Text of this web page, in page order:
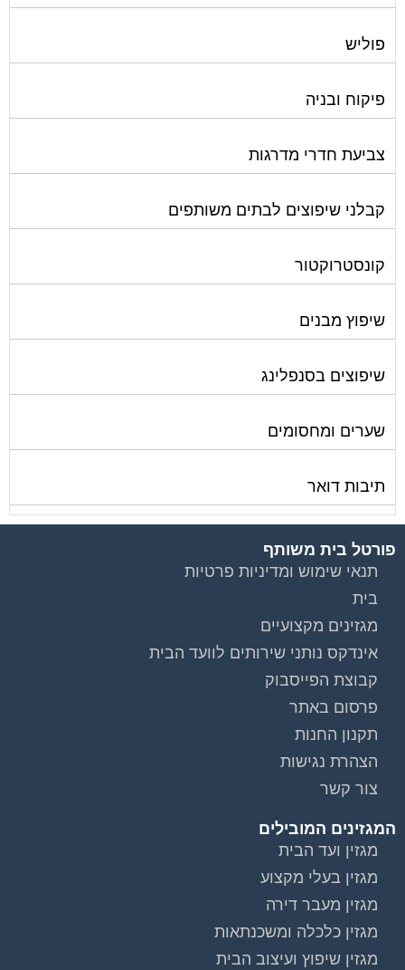
פוליש
פיקוח ובניה
צביעת חדרי מדרגות
קבלני שיפוצים לבתים משותפים
קונסטרוקטור
שיפוץ מבנים
שיפוצים בסנפלינג
שערים ומחסומים
תיבות דואר
פורטל בית משותף
תנאי שימוש ומדיניות פרטיות
בית
מגזינים מקצועיים
אינדקס נותני שירותים לוועד הבית
קבוצת הפייסבוק
פרסום באתר
תקנון החנות
הצהרת נגישות
צור קשר
המגזינים המובילים
מגזין ועד הבית
מגזין בעלי מקצוע
מגזין מעבר דירה
מגזין כלכלה ומשכנתאות
מגזין שיפוץ ועיצוב הבית